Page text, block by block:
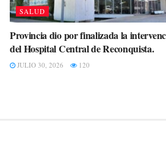
SALUD
Provincia dio por finalizada la
del Hospital Central de Reconquista.
JULIO 30, 2026 120